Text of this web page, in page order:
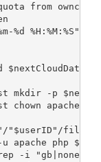
from
%d %H:%M:%S"`"
mkdir -p
chown
"$userID"/
apache php
-i "gb|none" |